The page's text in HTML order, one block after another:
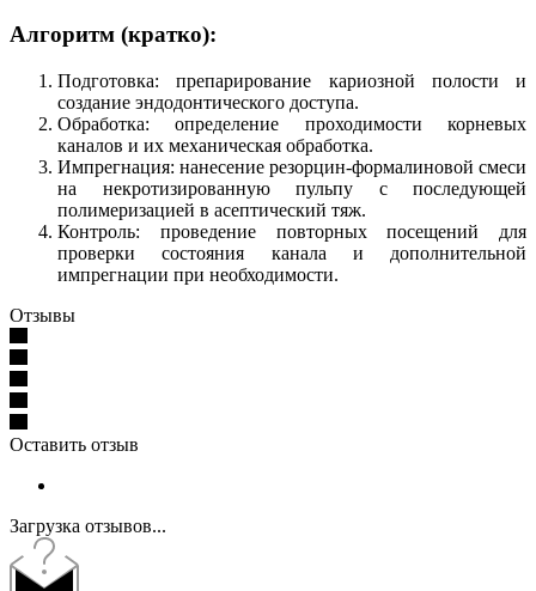
Алгоритм (кратко):
Подготовка: препарирование кариозной полости и
создание эндодонтического доступа.
Обработка: определение проходимости корневых
каналов и их механическая обработка.
Импрегнация: нанесение резорцин-формалиновой смеси
на некротизированную пульпу с последующей
полимеризацией в асептический тяж.
Контроль: проведение повторных посещений для
проверки состояния канала и дополнительной
импрегнации при необходимости.
Отзывы
Оставить отзыв
Загрузка отзывов...